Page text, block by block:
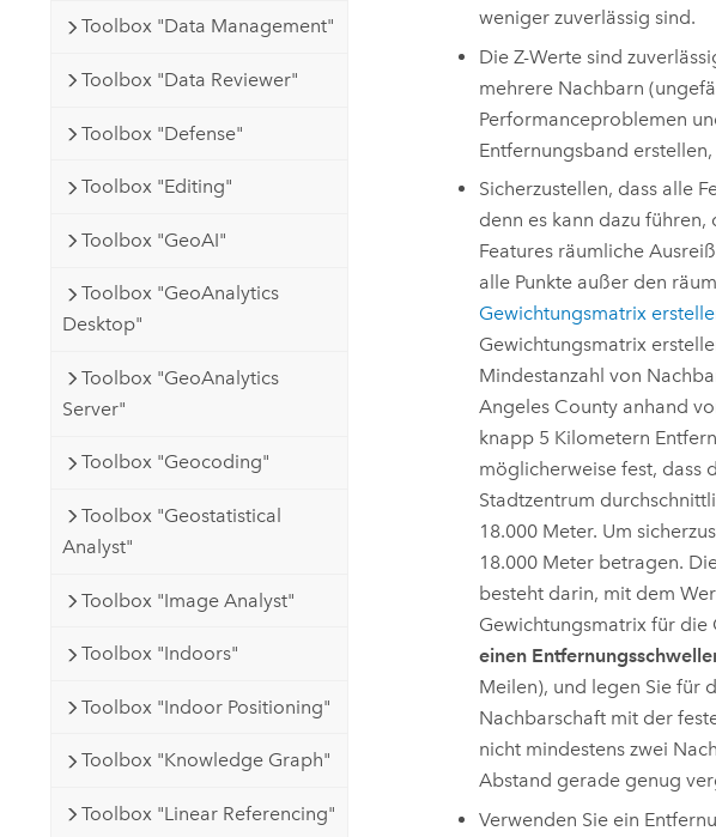
Toolbox "Data Management"
Toolbox "Data Reviewer"
Toolbox "Defense"
Toolbox "Editing"
Toolbox "GeoAI"
Toolbox "GeoAnalytics
Desktop"
Toolbox "GeoAnalytics
Server"
Toolbox "Geocoding"
Toolbox "Geostatistical
Analyst"
Toolbox "Image Analyst"
Toolbox "Indoors"
Toolbox "Indoor Positioning"
Toolbox "Knowledge Graph"
Toolbox "Linear Referencing"
weniger zuverlässig sind.
Die Z-Werte sind
mehrere Nachbarn
Performanceproblemen
Entfernungsband
Sicherzustellen, dass alle
denn es kann dazu
Features räumliche
alle Punkte außer den
Gewichtungsmatrix
Gewichtungsmatrix
Mindestanzahl von
Angeles County anhand
knapp 5 Kilometern
möglicherweise fest, dass
Stadtzentrum
18.000 Meter. Um
18.000 Meter betragen.
besteht darin, mit dem
Gewichtungsmatrix für die
einen
Meilen), und legen Sie für
Nachbarschaft mit der
nicht mindestens zwei
Abstand gerade genug
Verwenden Sie ein